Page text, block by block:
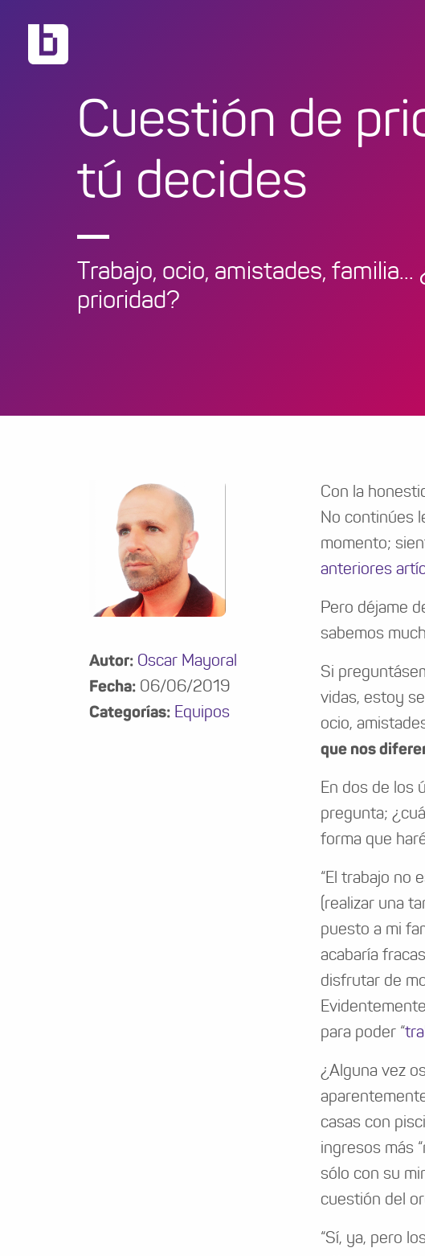
Cuestión de
tú decides
Trabajo, ocio, amistades,
prioridad?
Autor: Oscar Mayoral
Fecha: 06/06/2019
Categorías: Equipos
Con la
No continúes
momento;
anteriores
Pero déjame
sabemos
Si
vidas, estoy
ocio,
que nos
En dos de los
pregunta;
forma que
“El trabajo no
(realizar una
puesto a mi
acabaría
disfrutar de
para poder “
¿Alguna vez
casas con
ingresos más
sólo con su
cuestión del
“Sí, ya, pero